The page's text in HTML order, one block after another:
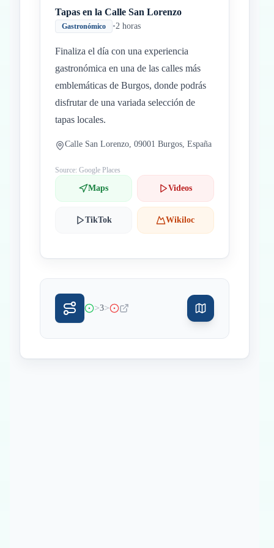
Tapas en la Calle San Lorenzo
Gastronómico •2 horas
Finaliza el día con una experiencia
gastronómica en una de las calles más
emblemáticas de Burgos, donde podrás
disfrutar de una variada selección de
tapas locales.
Calle San Lorenzo, 09001 Burgos, España
Source: Google Places
Maps Videos
TikTok Wikiloc
>3>